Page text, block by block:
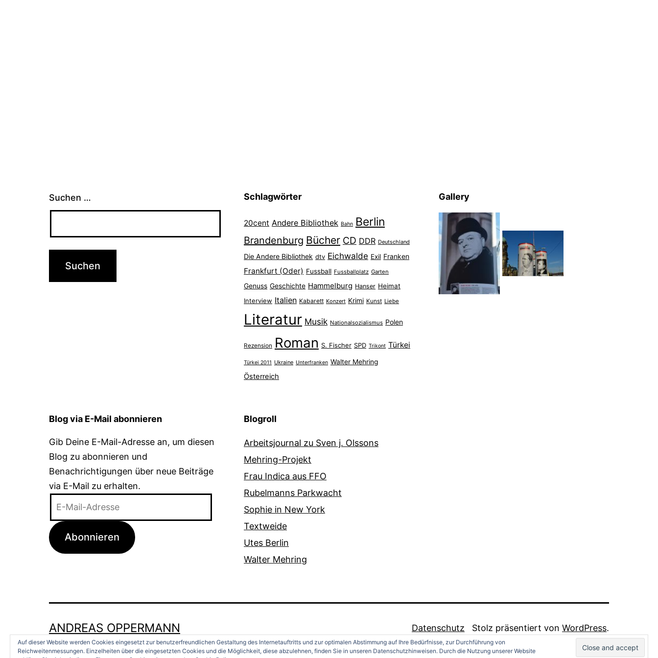
Suchen … Schlagwörter
20cent Andere Bibliothek Bahn Berlin
Brandenburg Bücher CD DDR Deutschland
Die Andere Bibliothek dtv Eichwalde Exil Franken
Frankfurt (Oder) Fussball Fussballplatz Garten
Genuss Geschichte Hammelburg Hanser Heimat
Interview Italien Kabarett Konzert Krimi Kunst Liebe
Literatur Musik Nationalsozialismus Polen
Rezension Roman S. Fischer SPD Trikont Türkei
Türkei 2011 Ukraine Unterfranken Walter Mehring
Österreich
Gallery
Blog via E-Mail abonnieren
Gib Deine E-Mail-Adresse an, um diesen
Blog zu abonnieren und
Benachrichtigungen über neue Beiträge
via E-Mail zu erhalten.
Adresse
Abonnieren
Blogroll
Arbeitsjournal zu Sven j. Olssons
Mehring-Projekt
Frau Indica aus FFO
Rubelmanns Parkwacht
Sophie in New York
Textweide
Utes Berlin
Walter Mehring
ANDREAS OPPERMANN Datenschutz Stolz präsentiert von WordPress.
Auf dieser Website werden Cookies eingesetzt zur benutzerfreundlichen Gestaltung des Internetauftritts und zur optimalen Abstimmung auf Ihre Bedürfnisse, zur Durchführung von
Reichweitenmessungen. Einzelheiten über die eingesetzten Cookies und die Möglichkeit, diese abzulehnen, finden Sie in unseren Datenschutzhinweisen. Durch die Nutzung unserer Website